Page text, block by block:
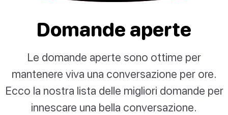
Domande aperte
Le domande aperte sono ottime per
mantenere viva una conversazione per ore.
Ecco la nostra lista delle migliori domande per
innescare una bella conversazione.